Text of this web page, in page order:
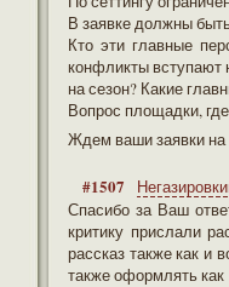
В заявке должны
Кто эти главные
конфликты вступают
на сезон? Какие
Вопрос площадки,
Ждем ваши заявки на
#1507
Спасибо за Ваш
критику прислали
рассказ также как и
также оформлять